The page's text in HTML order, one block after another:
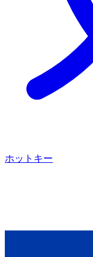
ホットキー